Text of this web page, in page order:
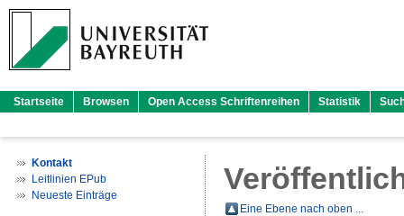
Startseite Browsen Open Access Schriftenreihen Statistik
Kontakt
Leitlinien EPub
Neueste Einträge
Eine Ebene nach oben ...